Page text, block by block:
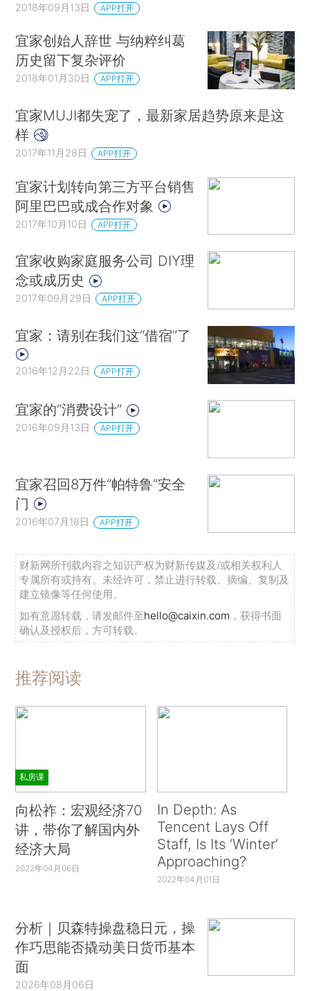
2018年09月13日 APP打开
宜家创始人辞世 与纳粹纠葛
历史留下复杂评价
2018年01月30日 APP打开
宜家MUJI都失宠了，最新家居趋势原来是这
样
2017年11月28日 APP打开
宜家计划转向第三方平台销售
阿里巴巴或成合作对象
2017年10月10日 APP打开
宜家收购家庭服务公司 DIY理
念或成历史
2017年09月29日 APP打开
宜家：请别在我们这“借宿”了
2016年12月22日 APP打开
宜家的“消费设计”
2016年09月13日 APP打开
宜家召回8万件“帕特鲁”安全
门
2016年07月18日 APP打开
财新网所刊载内容之知识产权为财新传媒及/或相关权利人
专属所有或持有。未经许可，禁止进行转载、摘编、复制及
建立镜像等任何使用。
如有意愿转载，请发邮件至hello@caixin.com ，获得书面
确认及授权后，方可转载。
推荐阅读
私房课
向松祚：宏观经济70
讲，带你了解国内外
经济大局
2022年04月06日
In Depth: As
Tencent Lays Off
Staff, Is Its ‘Winter’
Approaching?
2022年04月01日
分析｜贝森特操盘稳日元，操
作巧思能否撬动美日货币基本
面
2026年08月06日